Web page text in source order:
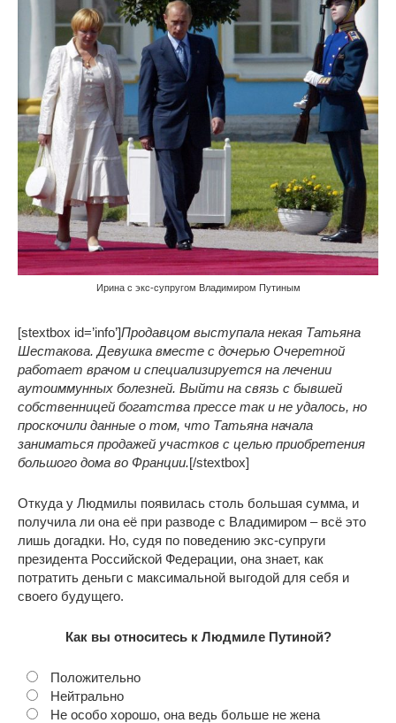
Ирина с экс-супругом Владимиром Путиным
[stextbox id=’info’]Продавцом выступала некая Татьяна
Шестакова. Девушка вместе с дочерью Очеретной
работает врачом и специализируется на лечении
аутоиммунных болезней. Выйти на связь с бывшей
собственницей богатства прессе так и не удалось, но
проскочили данные о том, что Татьяна начала
заниматься продажей участков с целью приобретения
большого дома во Франции.[/stextbox]
Откуда у Людмилы появилась столь большая сумма, и
получила ли она её при разводе с Владимиром – всё это
лишь догадки. Но, судя по поведению экс-супруги
президента Российской Федерации, она знает, как
потратить деньги с максимальной выгодой для себя и
своего будущего.
Как вы относитесь к Людмиле Путиной?
Положительно
Нейтрально
Не особо хорошо, она ведь больше не жена